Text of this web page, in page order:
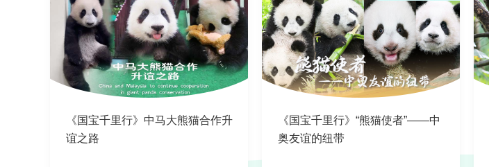
《国宝千里行》中马大熊猫合作升
谊之路
《国宝千里行》“熊猫使者”——中
奥友谊的纽带